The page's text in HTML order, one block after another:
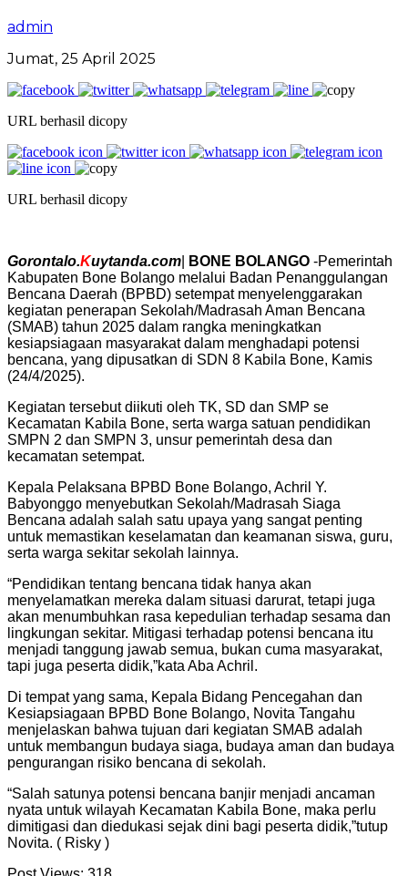
admin
Jumat, 25 April 2025
URL berhasil dicopy
URL berhasil dicopy
Gorontalo.Kuytanda.com BONE BOLANGO -Pemerintah
Kabupaten Bone Bolango melalui Badan Penanggulangan
Bencana Daerah (BPBD) setempat menyelenggarakan
kegiatan penerapan Sekolah/Madrasah Aman Bencana
(SMAB) tahun 2025 dalam rangka meningkatkan
kesiapsiagaan masyarakat dalam menghadapi potensi
bencana, yang dipusatkan di SDN 8 Kabila Bone, Kamis
(24/4/2025).
Kegiatan tersebut diikuti oleh TK, SD dan SMP se
Kecamatan Kabila Bone, serta warga satuan pendidikan
SMPN 2 dan SMPN 3, unsur pemerintah desa dan
kecamatan setempat.
Kepala Pelaksana BPBD Bone Bolango, Achril Y.
Babyonggo menyebutkan Sekolah/Madrasah Siaga
Bencana adalah salah satu upaya yang sangat penting
untuk memastikan keselamatan dan keamanan siswa, guru,
serta warga sekitar sekolah lainnya.
“Pendidikan tentang bencana tidak hanya akan
menyelamatkan mereka dalam situasi darurat, tetapi juga
akan menumbuhkan rasa kepedulian terhadap sesama dan
lingkungan sekitar. Mitigasi terhadap potensi bencana itu
menjadi tanggung jawab semua, bukan cuma masyarakat,
tapi juga peserta didik,”kata Aba Achril.
Di tempat yang sama, Kepala Bidang Pencegahan dan
Kesiapsiagaan BPBD Bone Bolango, Novita Tangahu
menjelaskan bahwa tujuan dari kegiatan SMAB adalah
untuk membangun budaya siaga, budaya aman dan budaya
pengurangan risiko bencana di sekolah.
“Salah satunya potensi bencana banjir menjadi ancaman
nyata untuk wilayah Kecamatan Kabila Bone, maka perlu
dimitigasi dan diedukasi sejak dini bagi peserta didik,”tutup
Novita. ( Risky )